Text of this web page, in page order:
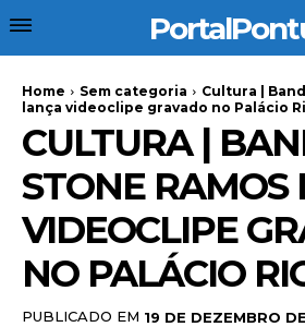
Home Sem categoria
Cultura |
lança videoclipe gravado no Palácio
CULTURA |
STONE RAMOS
VIDEOCLIPE
NO PALÁCIO
PUBLICADO EM 19 DE DEZEMBRO